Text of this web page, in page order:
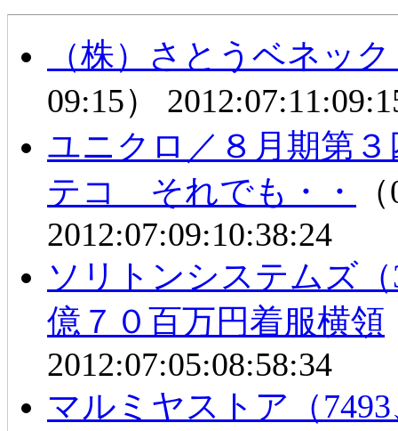
（株）さとうベネッ
09:15）
ユニクロ／８月期第
テコ それでも・・
2012:07:09:10:38:24
ソリトンシステムズ
億７０百万円着服横領
2012:07:05:08:58:34
マルミヤストア（